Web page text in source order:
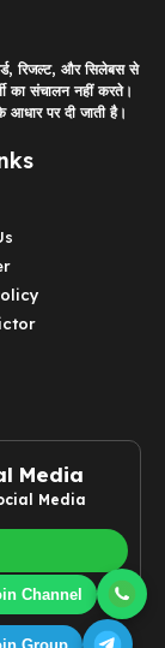
Channel
Group
रिजल्ट, और सिलेबस से
का संचालन नहीं करते।
पर दी जाती है।
Media
Media